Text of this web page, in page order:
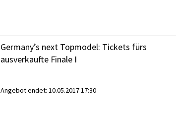
Germany’s next Topmodel: Tickets fürs
ausverkaufte Finale I
Angebot endet: 10.05.2017 17:30